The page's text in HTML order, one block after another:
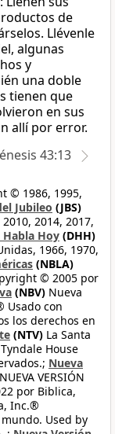
de
Llévenle
algunas
y
una doble
tienen que
en sus
allí por error.
43:13
© 1986, 1995,
Jubileo (JBS)
2014, 2017,
Habla Hoy (DHH)
1966, 1970,
(NBLA)
© 2005 por
(NBV) Nueva
Usado con
los derechos en
(NTV) La Santa
House
Nueva
VERSIÓN
por Biblica,
Inc.®
Used by